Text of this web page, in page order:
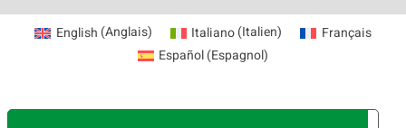
English (Anglais) Italiano(Italien)
Français
Español(Espagnol)